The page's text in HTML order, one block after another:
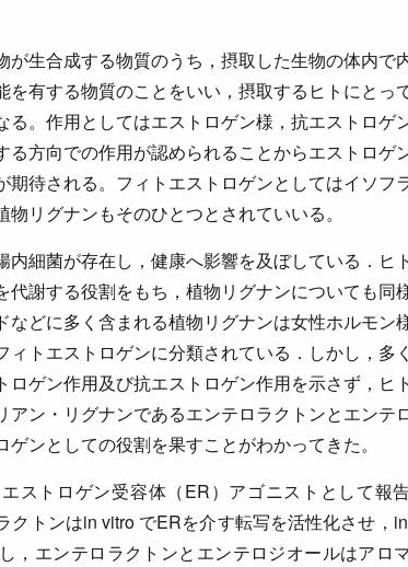
が生合成する物質のうち，摂取した生物の体内で
を有する物質のことをいい，摂取するヒトにとっ
る。作用としてはエストロゲン様，抗エストロゲ
る方向での作用が認められることからエストロゲ
期待される。フィトエストロゲンとしてはイソフ
リグナンもそのひとつとされていいる。
内細菌が存在し，健康へ影響を及ぼしている．ヒ
代謝する役割をもち，植物リグナンについても同
などに多く含まれる植物リグナンは女性ホルモン
ィトエストロゲンに分類されている．しかし，多
ロゲン作用及び抗エストロゲン作用を示さず，ヒ
アン・リグナンであるエンテロラクトンとエンテ
ンとしての役割を果すことがわかってきた。
ストロゲン受容体（ER）アゴニストとして報
クトンはin vitro でERを介す転写を活性化させ，
，エンテロラクトンとエンテロジオールはアロ